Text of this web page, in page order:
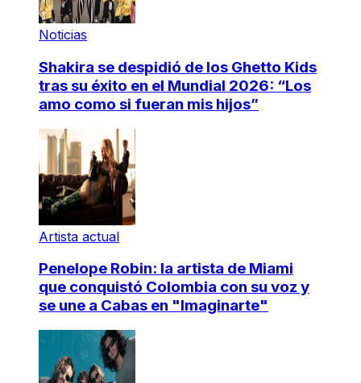
Noticias
Shakira se despidió de los Ghetto Kids
tras su éxito en el Mundial 2026: “Los
amo como si fueran mis hijos”
Artista actual
Penelope Robin: la artista de Miami
que conquistó Colombia con su voz y
se une a Cabas en "Imaginarte"